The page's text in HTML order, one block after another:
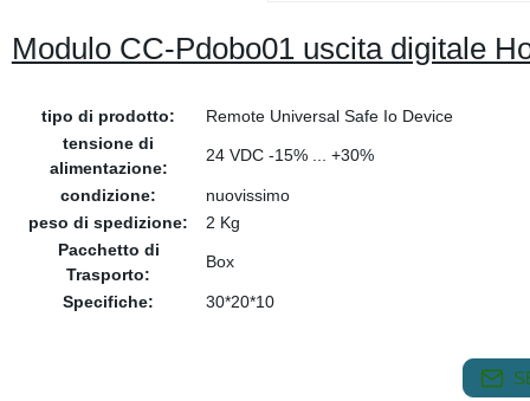
Modulo CC-Pdobo01 uscita digitale
tipo di prodotto:
Remote Universal Safe Io Device
tensione di
alimentazione:
24 VDC -15% ... +30%
condizione:
nuovissimo
peso di spedizione:
2 Kg
Pacchetto di
Trasporto:
Box
Specifiche: 30*20*10